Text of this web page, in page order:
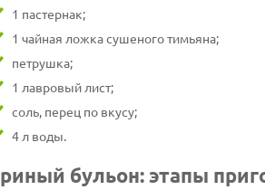
1 пастернак;
1 чайная ложка сушеного тимьяна;
петрушка;
1 лавровый лист;
соль, перец по вкусу;
4 л воды.
бульон: этапы